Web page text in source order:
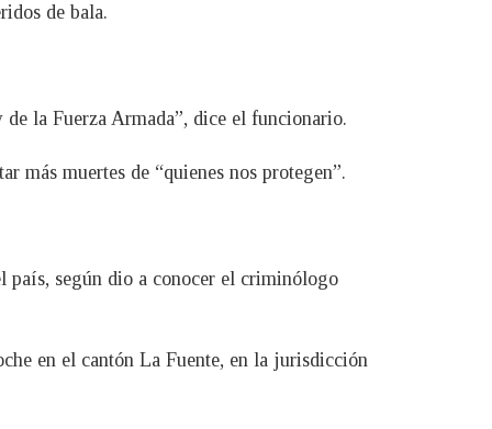
de bala.
la Fuerza Armada”, dice el funcionario.
más muertes de “quienes nos protegen”.
país, según dio a conocer el criminólogo
en el cantón La Fuente, en la jurisdicción